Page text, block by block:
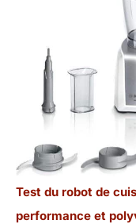
Test du robot de
performance et